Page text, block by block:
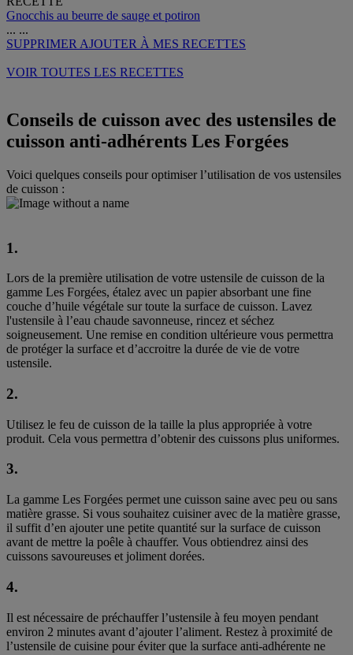
Gnocchis au beurre de sauge et potiron
... ...
SUPPRIMER AJOUTER À MES RECETTES
VOIR TOUTES LES RECETTES
Conseils de cuisson avec des ustensiles de
cuisson anti-adhérents Les Forgées
Voici quelques conseils pour optimiser l’utilisation de vos ustensiles
de cuisson :
1.
Lors de la première utilisation de votre ustensile de cuisson de la
gamme Les Forgées, étalez avec un papier absorbant une fine
couche d’huile végétale sur toute la surface de cuisson. Lavez
l'ustensile à l’eau chaude savonneuse, rincez et séchez
soigneusement. Une remise en condition ultérieure vous permettra
de protéger la surface et d’accroitre la durée de vie de votre
ustensile.
2.
Utilisez le feu de cuisson de la taille la plus appropriée à votre
produit. Cela vous permettra d’obtenir des cuissons plus uniformes.
3.
La gamme Les Forgées permet une cuisson saine avec peu ou sans
matière grasse. Si vous souhaitez cuisiner avec de la matière grasse,
il suffit d’en ajouter une petite quantité sur la surface de cuisson
avant de mettre la poêle à chauffer. Vous obtiendrez ainsi des
cuissons savoureuses et joliment dorées.
4.
Il est nécessaire de préchauffer l’ustensile à feu moyen pendant
environ 2 minutes avant d’ajouter l’aliment. Restez à proximité de
l’ustensile de cuisine pour éviter que la surface anti-adhérente ne